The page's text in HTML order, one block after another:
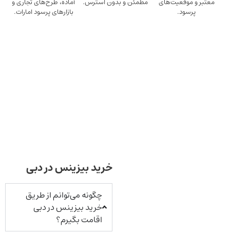
بازارهای پرسود امارات.
خرید بیزینس در دبی
چگونه می‌توانم از طریق
خرید بیزینس در دبی
اقامت بگیرم؟